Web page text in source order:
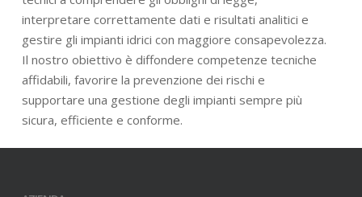
interpretare correttamente dati e risultati analitici e
gestire gli impianti idrici con maggiore consapevolezza.
Il nostro obiettivo è diffondere competenze tecniche
affidabili, favorire la prevenzione dei rischi e
supportare una gestione degli impianti sempre più
sicura, efficiente e conforme.